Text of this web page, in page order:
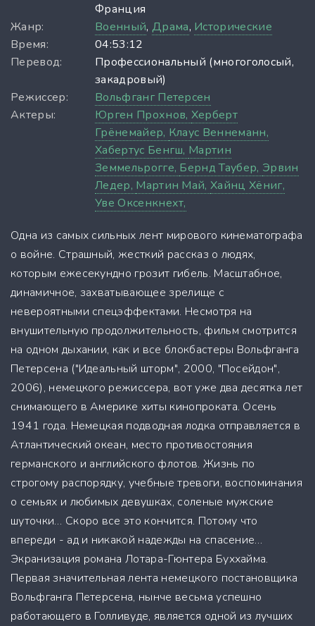
Франция
Жанр:
Военный, Драма, Исторические
Время:
04:53:12
Перевод:
Профессиональный (многоголосый,
закадровый)
Режиссер:
Вольфганг Петерсен
Актеры:
Юрген Прохнов, Херберт
Грёнемайер, Клаус Веннеманн,
Хабертус Бенгш, Мартин
Земмельрогге, Бернд Таубер, Эрвин
Ледер, Мартин Май,Хайнц Хёниг,
Уве Оксенкнехт,
Одна из самых сильных лент мирового кинематографа
о войне. Страшный, жесткий рассказ о людях,
которым ежесекундно грозит гибель. Масштабное,
динамичное, захватывающее зрелище с
невероятными спецэффектами. Несмотря на
внушительную продолжительность, фильм смотрится
на одном дыхании, как и все блокбастеры Вольфганга
Петерсена ("Идеальный шторм", 2000, "Посейдон",
2006), немецкого режиссера, вот уже два десятка лет
снимающего в Америке хиты кинопроката. Осень
1941 года. Немецкая подводная лодка отправляется в
Атлантический океан, место противостояния
германского и английского флотов. Жизнь по
строгому распорядку, учебные тревоги, воспоминания
о семьях и любимых девушках, соленые мужские
шуточки… Скоро все это кончится. Потому что
впереди - ад и никакой надежды на спасение…
Экранизация романа Лотара-Гюнтера Буххайма.
Первая значительная лента немецкого постановщика
Вольфганга Петерсена, нынче весьма успешно
работающего в Голливуде, является одной из лучших